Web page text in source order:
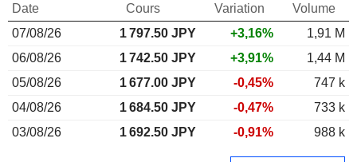
Date Cours Variation
Volume
07/08/26
1 797.50 JPY +3,16%
1,91 M
06/08/26
1 742.50 JPY +3,91%
1,44 M
05/08/26
1 677.00 JPY -0,45%
747 k
04/08/26
1 684.50 JPY -0,47%
733 k
03/08/26
1 692.50 JPY -0,91% 988 k